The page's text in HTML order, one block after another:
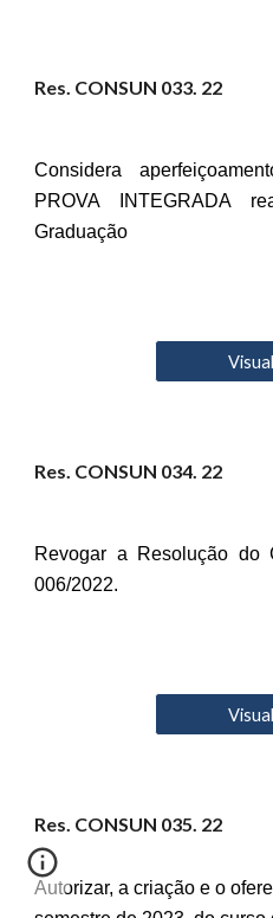
Res. CONSUN 033. 22
Considera
PROVA INTEGRADA
Graduação
Res. CONSUN 034. 22
Revogar a Resolução do
006/2022.
Res. CONSUN 035. 22
Autorizar, a criação e o